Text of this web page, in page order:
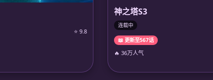
⭐ 9.8
神之塔S3
连载中
📖 更新至567话
🔥 36万人气